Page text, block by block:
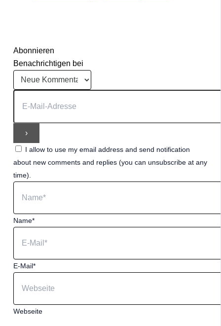
Abonnieren
Benachrichtigen bei
I allow to use my email address and send notification
about new comments and replies (you can unsubscribe at any
time).
Name*
E-Mail*
Webseite